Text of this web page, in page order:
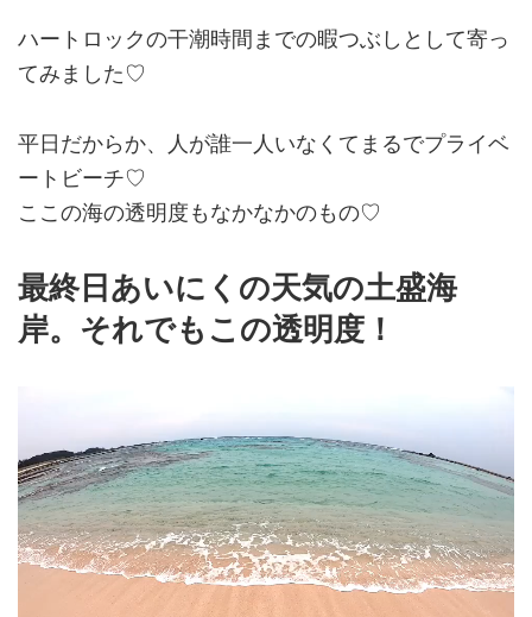
ハートロックの干潮時間までの暇つぶしとして寄っ
てみました♡
平日だからか、人が誰一人いなくてまるでプライベ
ートビーチ♡
ここの海の透明度もなかなかのもの♡
最終日あいにくの天気の土盛海
岸。それでもこの透明度！